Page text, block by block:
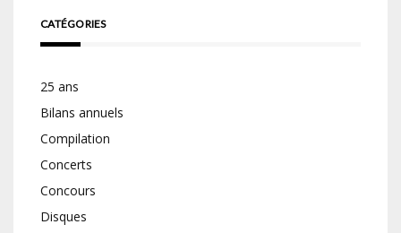
CATÉGORIES
25 ans
Bilans annuels
Compilation
Concerts
Concours
Disques